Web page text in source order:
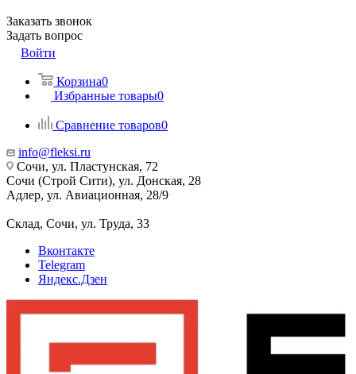
Заказать звонок
Задать вопрос
Войти
Корзина0
Избранные товары0
Сравнение товаров0
info@fleksi.ru
Сочи, ул. Пластунская, 72
Сочи (Строй Сити), ул. Донская, 28
Адлер, ул. Авиационная, 28/9
Склад, Сочи, ул. Труда, 33
Вконтакте
Telegram
Яндекс.Дзен